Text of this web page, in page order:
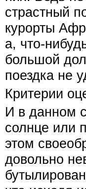
страстный
курорты
а, что-
большой
поездка не
Критерии
И в данном
солнце или
этом
довольно